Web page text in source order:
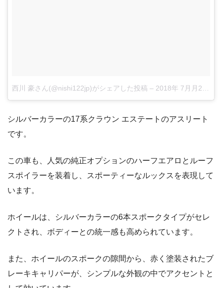
西川 豪さん(@nishi122jp)がシェアした投稿 – 2018年 7月月26日午後3時49分PDT
シルバーカラーの17系クラウン エステートのアスリート
です。
この車も、人気の純正オプションのハーフエアロとルーフ
スポイラーを装着し、スポーティーなルックスを表現して
います。
ホイールは、シルバーカラーの6本スポークタイプがセレ
クトされ、ボディーとの統一感も高められています。
また、ホイールのスポークの隙間から、赤く塗装されたブ
レーキキャリパーが、シンプルな外観の中でアクセントと